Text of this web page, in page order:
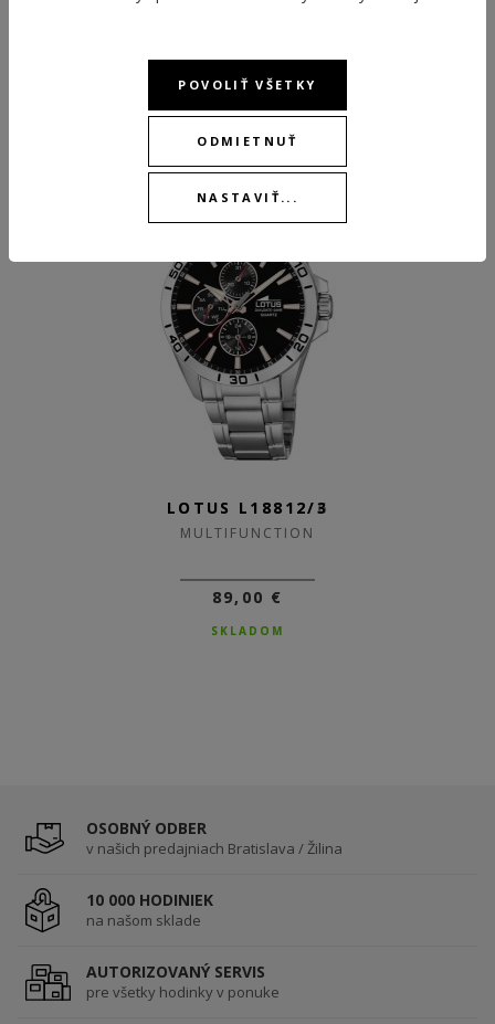
ODPORÚČANÉ PRODUKTY
LOTUS L18812/6
MULTIFUNCTION
89,00 €
SKLADOM
LOTUS L18812/3
MULTIFUNCTION
89,00 €
SKLADOM
OSOBNÝ ODBER
v našich predajniach Bratislava / Žilina
10 000 HODINIEK
na našom sklade
AUTORIZOVANÝ SERVIS
pre všetky hodinky v ponuke
POVOLIŤ VŠETKY
ODMIETNUŤ
NASTAVIŤ...